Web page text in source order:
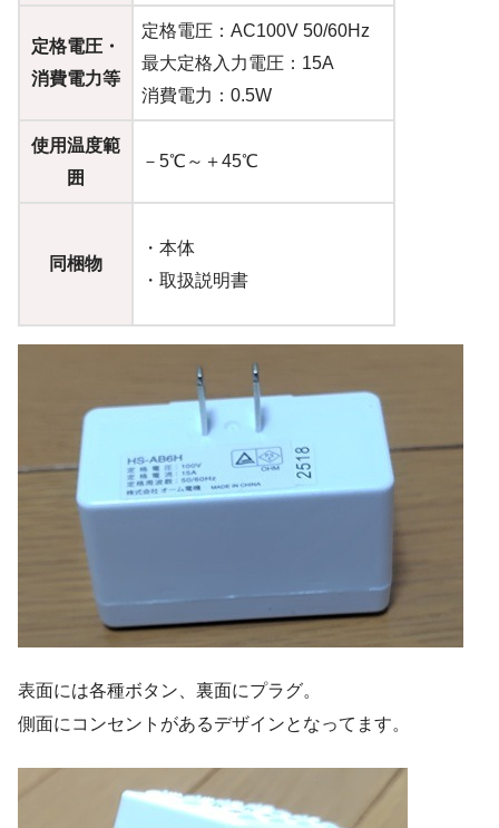
定格電圧・
消費電力等
定格電圧：AC100V 50/60Hz
最大定格入力電圧：15A
消費電力：0.5W
使用温度範
囲
－5℃～＋45℃
同梱物
・本体
・取扱説明書
表面には各種ボタン、裏面にプラグ。
側面にコンセントがあるデザインとなってます。